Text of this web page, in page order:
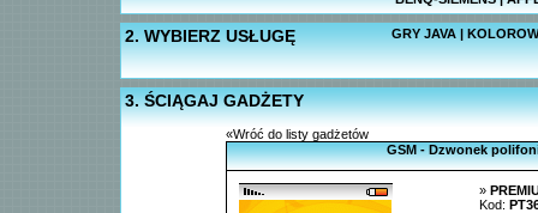
2. WYBIERZ USŁUGĘ GRY JAVA |
3. ŚCIĄGAJ GADŻETY
«Wróć do listy gadżetów
GSM - Dzwonek
»
Kod: